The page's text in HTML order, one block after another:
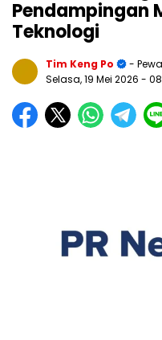
Pendampingan
Teknologi
Tim Keng Po
-
Selasa, 19 Mei 2026 -